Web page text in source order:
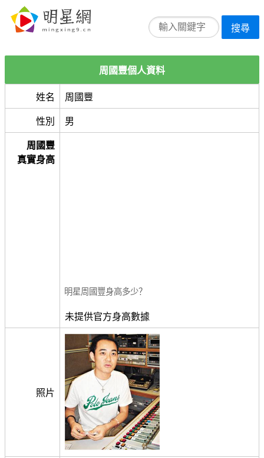
搜尋
周國豐個人資料
姓名 周國豐
性別 男
周國豐
真實身高
明星周國豐身高多少？
未提供官方身高數據
照片